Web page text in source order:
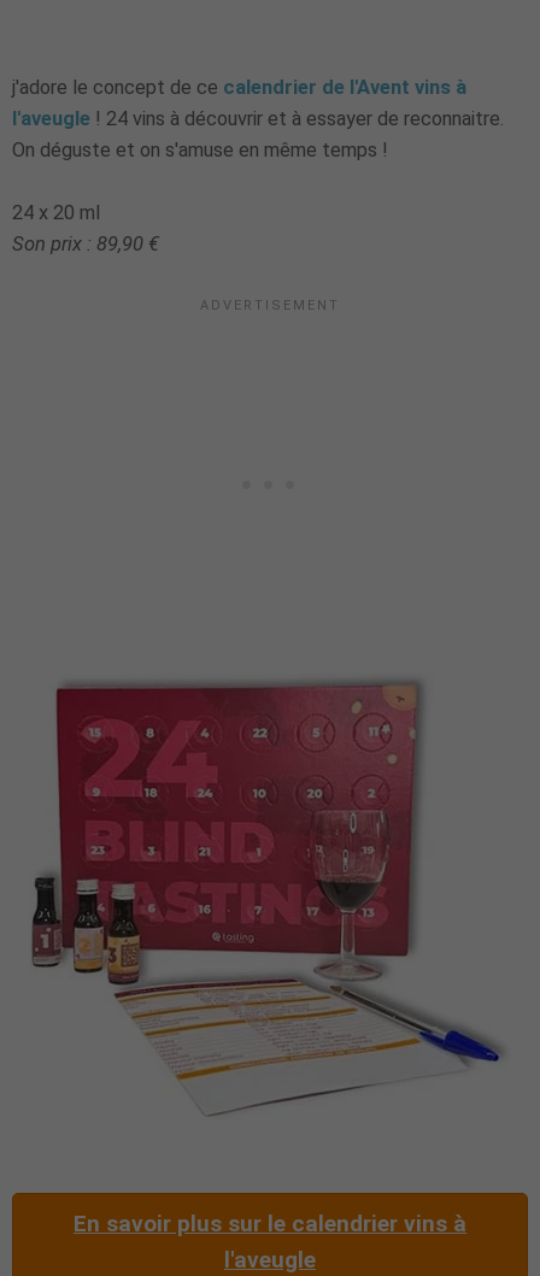
j'adore le concept de ce calendrier de l'Avent vins à
l'aveugle ! 24 vins à découvrir et à essayer de reconnaitre.
On déguste et on s'amuse en même temps !
24 x 20 ml
Son prix : 89,90 €
En savoir plus sur le calendrier vins à
l'aveugle